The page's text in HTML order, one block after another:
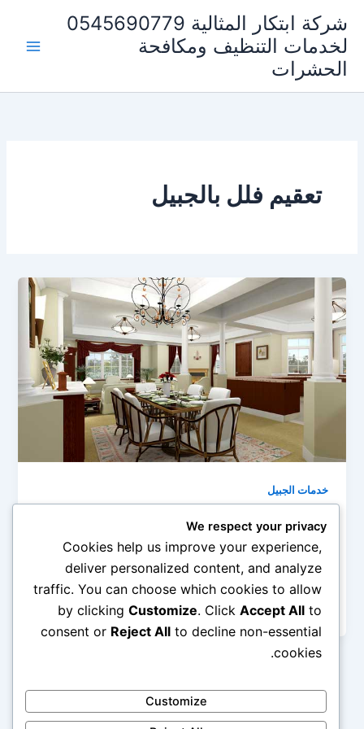
المحتوى
شركة ابتكار المثالية 0545690779
لخدمات التنظيف ومكافحة
الحشرات
تعقيم فلل بالجبيل
خدمات الجبيل
شركة تنظيف فلل بالجبيل 0545690779
admin
/أبريل 22, 2019
عميلنا العزيز إذا كنت تبحث عن شركة تنظيف فلل بالجبيل
وقد أرهقت في البحث المتواصل عن شركة تنظيف تقوم
بتلبية […]
We respect your privacy
Cookies help us improve your experience,
deliver personalized content, and analyze
traffic. You can choose which cookies to allow
by clickingCustomize. ClickAccept All to
consent or Reject All to decline non-essential
cookies.
Customize